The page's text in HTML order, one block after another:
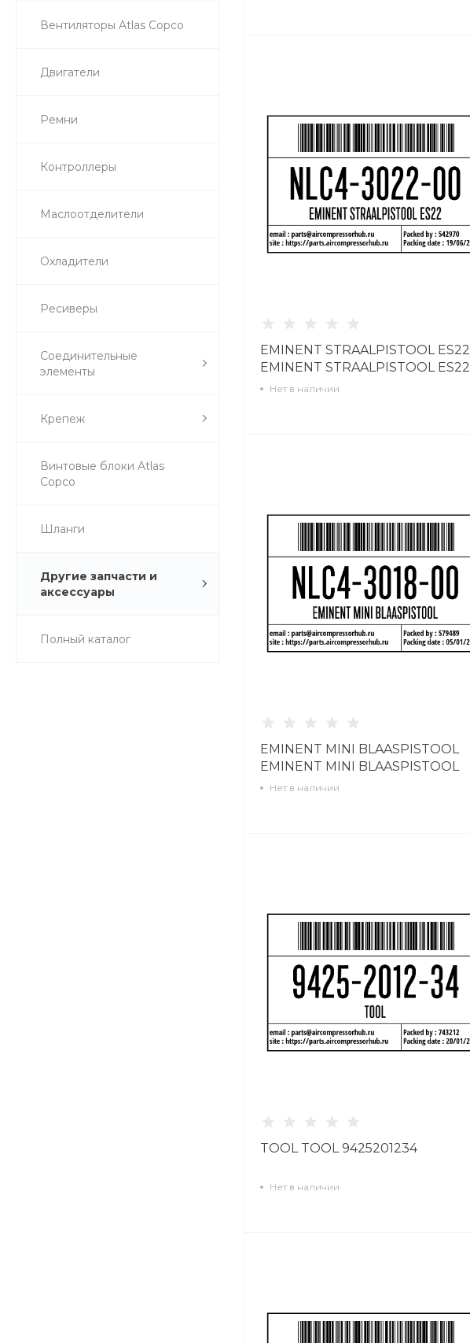
Вентиляторы Atlas Copco
Двигатели
Ремни
Контроллеры
Маслоотделители
Охладители
Ресиверы
Соединительные
элементы
Крепеж
Винтовые блоки Atlas
Copco
Шланги
Другие запчасти и
аксессуары
Полный каталог
EMINENT STRAALPISTOOL ES22
EMINENT STRAALPISTOOL ES22
NLC4302200
Нет в наличии
EMINENT MINI BLAASPISTOOL
EMINENT MINI BLAASPISTOOL
NLC4301800
Нет в наличии
TOOL TOOL 9425201234
Нет в наличии